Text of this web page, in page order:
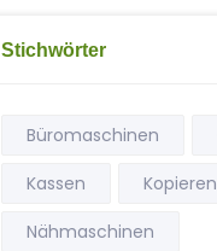
Stichwörter
Büromaschinen
Kassen
Kopieren
Nähmaschinen